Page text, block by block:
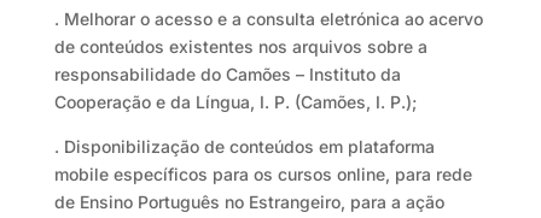
. Melhorar o acesso e a consulta eletrónica ao acervo
de conteúdos existentes nos arquivos sobre a
responsabilidade do Camões – Instituto da
Cooperação e da Língua, I. P. (Camões, I. P.);
. Disponibilização de conteúdos em plataforma
mobile específicos para os cursos online, para rede
de Ensino Português no Estrangeiro, para a ação